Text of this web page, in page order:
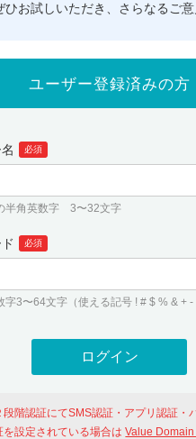
ひお試しいただき、さらなるご意
ユーザー登録済みの方
必須
半角英数字 3〜32文字
必須
3〜64文字（使える記号 ! # $ % & + -
段階認証にてSMS認証・アプリ認証・
を設定されている場合はValue Domain